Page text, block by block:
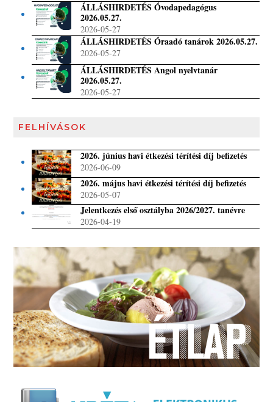
ÁLLÁSHIRDETÉS Óvodapedagógus
2026.05.27.
2026-05-27
ÁLLÁSHIRDETÉS Óraadó tanárok 2026.05.27.
2026-05-27
ÁLLÁSHIRDETÉS Angol nyelvtanár
2026.05.27.
2026-05-27
FELHÍVÁSOK
2026. június havi étkezési térítési díj befizetés
2026-06-09
2026. május havi étkezési térítési díj befizetés
2026-05-07
Jelentkezés első osztályba 2026/2027. tanévre
2026-04-19